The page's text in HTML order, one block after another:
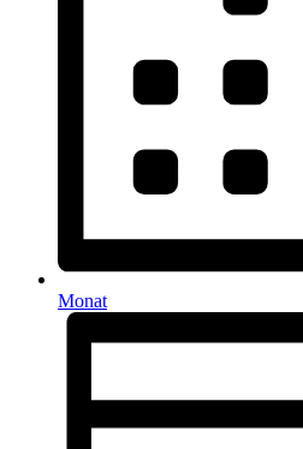
Monat